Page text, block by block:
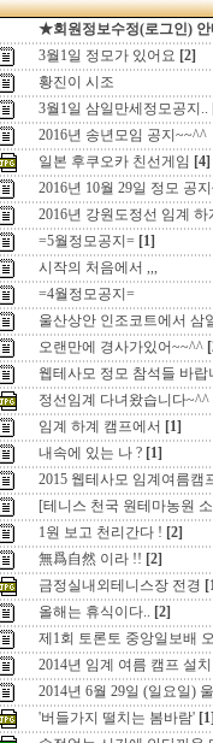
★회원정보수정(로그인)
3월1일 정모가 있어요 [2]
황진이 시조
3월1일 삼일만세정모공지..
2016년 송년모임 공지~~^^
일본 후쿠오카 친선게임 [4]
2016년 10월 29일 정모 공
2016년 강원도정선 임계 하
=5월정모공지= [1]
시작의 처음에서 ,,,
=4월정모공지=
울산상안 인조코트에서 삼
오랜만에 경사가있어~~^^
웹테사모 정모 참석들 바랍
정선임계 다녀왔습니다~^^
임계 하계 캠프에서 [1]
내속에 있는 나 ? [1]
2015 웹테사모 임계여름캠
[테니스 천국 원테마농원
1원 보고 천리간다 ! [2]
無爲自然 이라 !! [2]
금정실내외테니스장 전경
올해는 휴식이다.. [2]
제1회 토론토 중앙일보배
2014년 임계 여름 캠프 설치
2014년 6월 29일 (일요일)
'버들가지 떨치는 봄바람' [1]